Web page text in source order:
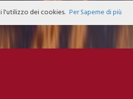
l'utilizzo dei cookies. Per Saperne di più